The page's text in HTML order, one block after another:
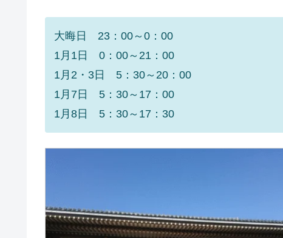
大晦日 23：00～0：00
1月1日 0：00～21：00
1月2・3日 5：30～20：00
1月7日 5：30～17：00
1月8日 5：30～17：30